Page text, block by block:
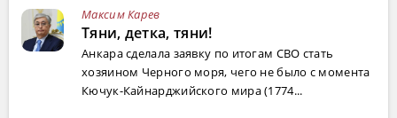
Максим Карев
Тяни, детка, тяни!
Анкара сделала заявку по итогам СВО стать
хозяином Черного моря, чего не было с момента
Кючук-Кайнарджийского мира (1774...